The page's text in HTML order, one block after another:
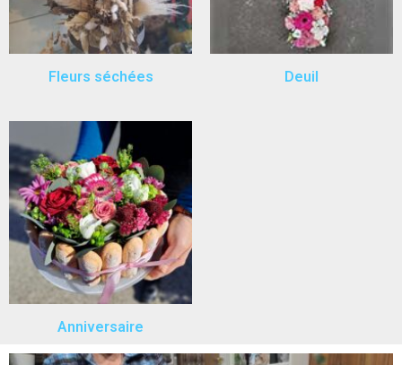
Fleurs séchées Deuil
Anniversaire